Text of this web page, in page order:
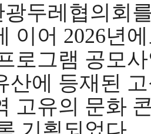
두레협의회
이어 2026년
로그램 공모
산에 등재된
고유의 문화